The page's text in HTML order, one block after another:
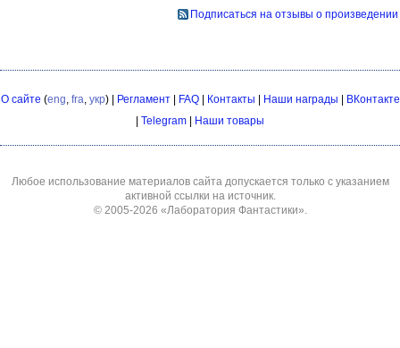
Подписаться на отзывы о произведении
О сайте (eng fra укр) | Регламент| FAQ| Контакты | Наши награды | ВКонтакте
| Telegram | Наши товары
Любое использование материалов сайта допускается только с указанием
активной ссылки на источник.
© 2005-2026 «Лаборатория Фантастики»